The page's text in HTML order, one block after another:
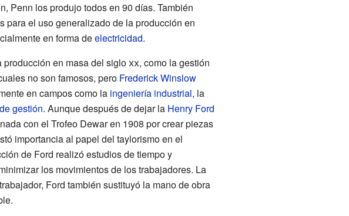
Penn los produjo todos en 90 días. También
para el uso generalizado de la producción en
en forma deelectricidad.
en masa del sigloxx, como la gestión
no son famosos, pero Frederick Winslow
en campos como la ingeniería industrial, la
gestión. Aunque después de dejar la Henry Ford
con el Trofeo Dewaren 1908 por crear piezas
importancia al papel del taylorismo en el
de Ford realizó estudios de tiempo y
los movimientos de los trabajadores. La
Ford también sustituyó la mano de obra